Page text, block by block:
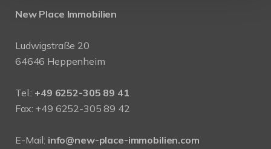
New Place Immobilien
Ludwigstraße 20
64646 Heppenheim
Tel.: +49 6252-305 89 41
Fax: +49 6252-305 89 42
E-Mail: info@new-place-immobilien.com